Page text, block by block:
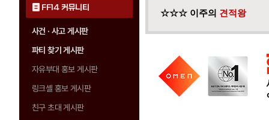
FF14 커뮤니티
사건 · 사고 게시판
파티 찾기 게시판
자유부대 홍보 게시판
링크셸 홍보 게시판
친구 초대 게시판
☆☆☆ 이주의 견적왕